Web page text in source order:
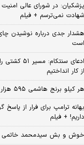
شهادت نمی‌ترسم + فیلم
هشدار جدی درباره نوشیدن
است
ادعای
از کار انداختیم
هر کیلو برنج هاشمی ۵۹۵ هزار تومان شد/ قیمت جدید برنج در بازار
بهانه ترامپ برای فرار از
داریم! + فیلم
خوش و بش سیدمحمد خاتمی